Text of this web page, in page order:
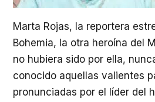
Marta Rojas, la reportera
Bohemia, la otra heroína del
no hubiera sido por ella,
conocido aquellas valientes
pronunciadas por el líder del